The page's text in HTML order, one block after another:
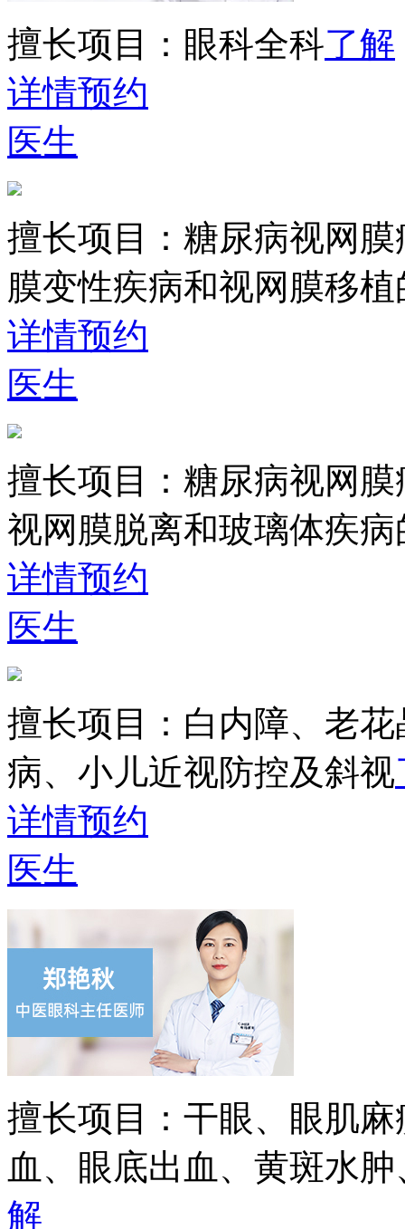
擅长项目： 眼科全科了解
详情预约
医生
擅长项目： 糖尿病视网
膜变性疾病和视网膜移
详情预约
医生
擅长项目： 糖尿病视网
视网膜脱离和玻璃体疾
详情预约
医生
擅长项目： 白内障、老
病、小儿近视防控及斜视
详情预约
医生
擅长项目： 干眼、眼肌
血、眼底出血、黄斑水
解